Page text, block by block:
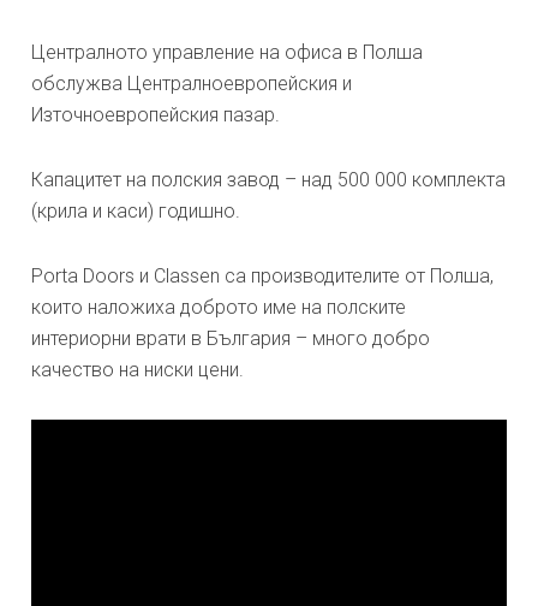
Централното управление на офиса в Полша
обслужва Централноевропейския и
Източноевропейския пазар.
Капацитет на полския завод – над 500 000 комплекта
(крила и каси) годишно.
Porta Doors и Classen са производителите от Полша,
които наложиха доброто име на полските
интериорни врати в България – много добро
качество на ниски цени.